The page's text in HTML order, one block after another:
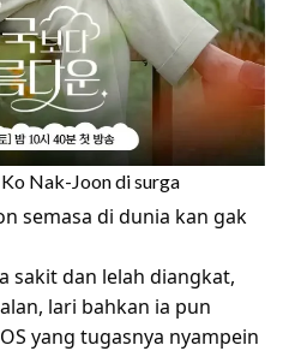
Nak-Joon di surga
semasa di dunia kan gak
sakit dan lelah diangkat,
lari bahkan ia pun
yang tugasnya nyampein